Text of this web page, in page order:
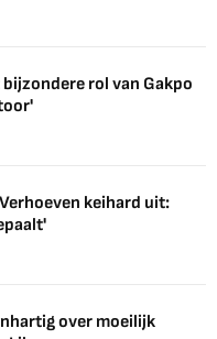
rol van Gakpo
keihard uit:
over moeilijk